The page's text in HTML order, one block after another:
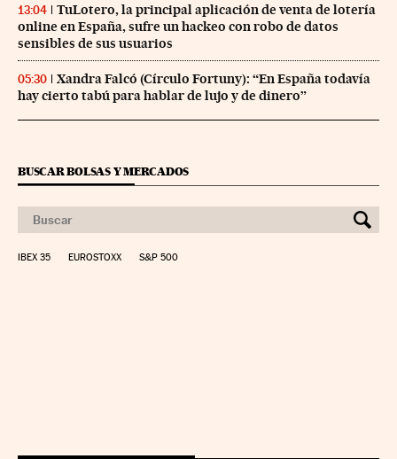
13:04
TuLotero, la principal aplicación de venta de lotería
online en España, sufre un hackeo con robo de datos
sensibles de sus usuarios
05:30
Xandra Falcó (Círculo Fortuny): “En España todavía
hay cierto tabú para hablar de lujo y de dinero”
BUSCAR BOLSAS Y MERCADOS
IBEX 35 EUROSTOXX S&P 500